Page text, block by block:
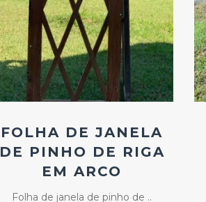
Add
ao
Favoritos
FOLHA DE JANELA
DE PINHO DE RIGA
EM ARCO
Folha de janela de pinho de ..